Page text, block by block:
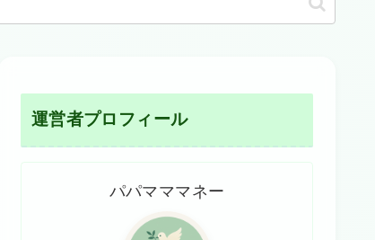
運営者プロフィール
パパマママネー